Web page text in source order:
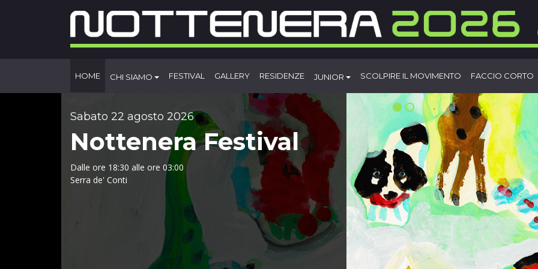
HOME CHI SIAMO FESTIVAL GALLERY RESIDENZE JUNIOR SCOLPIRE IL MOVIMENTO FACCIO CORTO
Sabato 22 agosto 2026
Nottenera Festival
Dalle ore 18:30 alle ore 03:00
Serra de' Conti